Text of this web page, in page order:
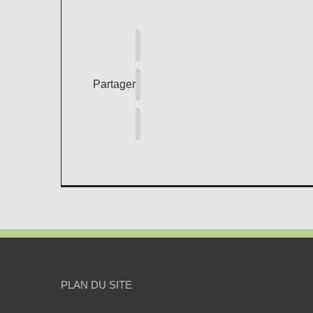
Partager
PLAN DU SITE